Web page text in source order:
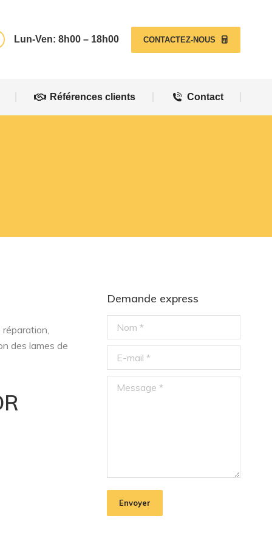
Lun-Ven: 8h00 – 18h00 CONTACTEZ-NOUS
Références clients Contact
des lames de
Demande express
Nom *
E-mail *
Message *
Envoyer